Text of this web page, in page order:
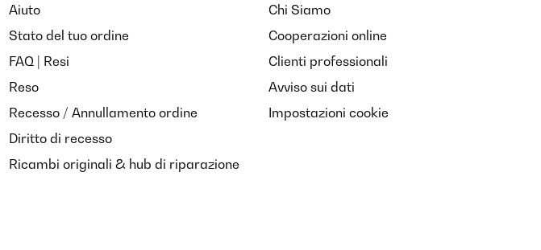
Aiuto
Stato del tuo ordine
FAQ | Resi
Reso
Recesso / Annullamento ordine
Diritto di recesso
Ricambi originali & hub di riparazione
Chi Siamo
Cooperazioni online
Clienti professionali
Avviso sui dati
Impostazioni cookie